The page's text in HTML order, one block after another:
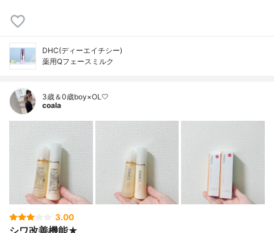
DHC(ディーエイチシー)
薬用Qフェースミルク
3歳＆0歳boy×OL🤍
coala
3.00
シワ改善機能★